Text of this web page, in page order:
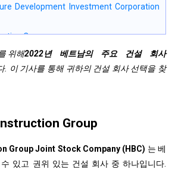
Development Investment Corporation
Company
반적인 소개
행한 프로젝트
위해2022년 베트남의 주요 건설 회사
. 이 기사를 통해 귀하의 건설 회사 선택을 찾
Group
Group Joint Stock Company (HBC) 는 베
있고 권위 있는 건설 회사 중 하나입니다.